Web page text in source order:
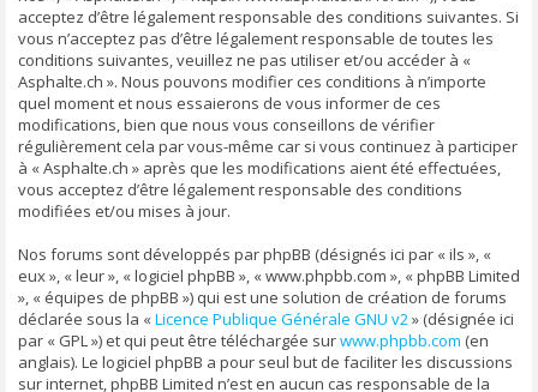
acceptez d’être légalement responsable des conditions suivantes. Si
vous n’acceptez pas d’être légalement responsable de toutes les
conditions suivantes, veuillez ne pas utiliser et/ou accéder à «
Asphalte.ch ». Nous pouvons modifier ces conditions à n’importe
quel moment et nous essaierons de vous informer de ces
modifications, bien que nous vous conseillons de vérifier
régulièrement cela par vous-même car si vous continuez à participer
à « Asphalte.ch » après que les modifications aient été effectuées,
vous acceptez d’être légalement responsable des conditions
modifiées et/ou mises à jour.
Nos forums sont développés par phpBB (désignés ici par « ils », «
eux », « leur », « logiciel phpBB », « www.phpbb.com », « phpBB Limited
», « équipes de phpBB ») qui est une solution de création de forums
déclarée sous la «Licence Publique Générale GNU v2» (désignée ici
par « GPL ») et qui peut être téléchargée surwww.phpbb.com (en
anglais). Le logiciel phpBB a pour seul but de faciliter les discussions
sur internet, phpBB Limited n’est en aucun cas responsable de la